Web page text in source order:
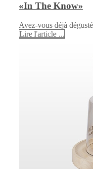
«In The Know»
Avez-vous déjà
Lire l'article ...